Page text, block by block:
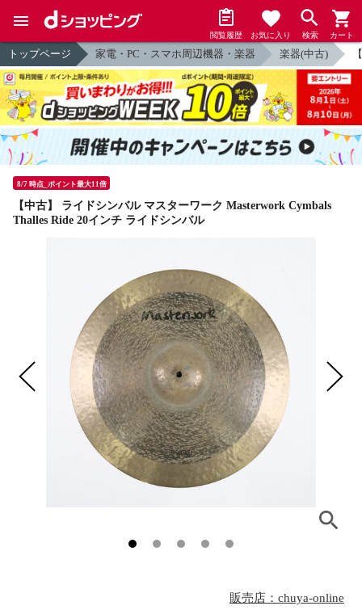
閲覧履歴 お気に入り 検索 カート
トップページ 家電・PC・スマホ周辺機器・楽器 楽器(中古)
8/7 時点_ポイント最大11倍
【中古】 ライドシンバル マスターワーク Masterwork Cymbals
Thalles Ride 20インチ ライドシンバル
販売店：chuya-online